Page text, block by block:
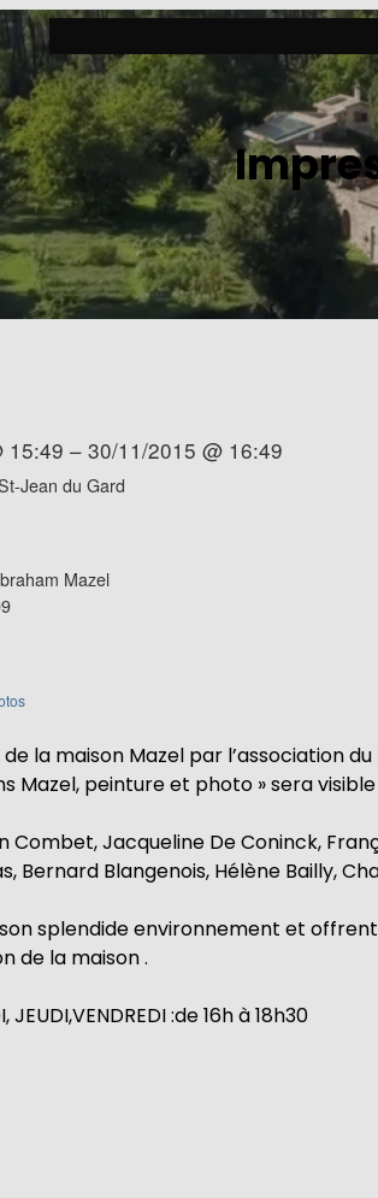
15:49 – 30/11/2015 @ 16:49
Jean du Gard
Mazel
la maison Mazel par l’association du
Mazel, peinture et photo » sera
Jacqueline De Coninck,
Bernard Blangenois, Hélène Bailly,
splendide environnement et
de la maison .
:de 16h à 18h30